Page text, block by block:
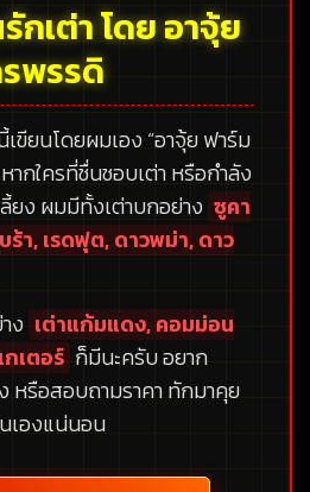
เต่า โดย อาจุ้ย
พรรดิ
ขียนโดยผมเอง “อาจุ้ย ฟาร์ม
ากใครที่ชื่นชอบเต่า หรือกำลัง
ยง ผมมีทั้งเต่าบกอย่าง ซูคา
ร้า, เรดฟุต, ดาวพม่า, ดาว
ง เต่าแก้มแดง, คอมม่อน
เตอร์ ก็มีนะครับ อยาก
หรือสอบถามราคา ทักมาคุย
เองแน่นอน